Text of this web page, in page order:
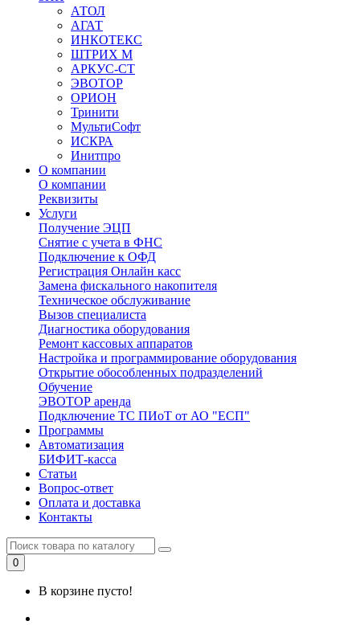
АТОЛ
АГАТ
ИНКОТЕКС
ШТРИХ М
АРКУС-СТ
ЭВОТОР
ОРИОН
Тринити
МультиСофт
ИСКРА
Инитпро
О компании
О компании
Реквизиты
Услуги
Получение ЭЦП
Снятие с учета в ФНС
Подключение к ОФД
Регистрация Онлайн касс
Замена фискального накопителя
Техническое обслуживание
Вызов специалиста
Диагностика оборудования
Ремонт кассовых аппаратов
Настройка и программирование оборудования
Открытие обособленных подразделений
Обучение
ЭВОТОР аренда
Подключение ТС ПИоТ от АО "ЕСП"
Программы
Автоматизация
БИФИТ-касса
Статьи
Вопрос-ответ
Оплата и доставка
Контакты
0
В корзине пусто!